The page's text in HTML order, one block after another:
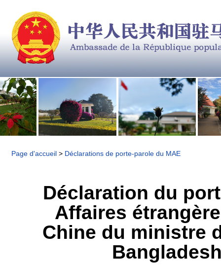
Page d'accueil > Déclarations de porte-parole du MAE
Déclaration du
Affaires
Chine du ministre